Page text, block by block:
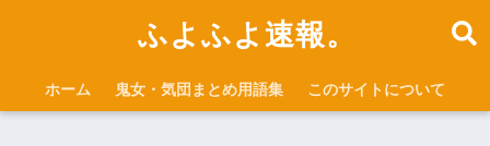
ふよふよ速報。
ホーム 鬼女・気団まとめ用語集 このサイトについて